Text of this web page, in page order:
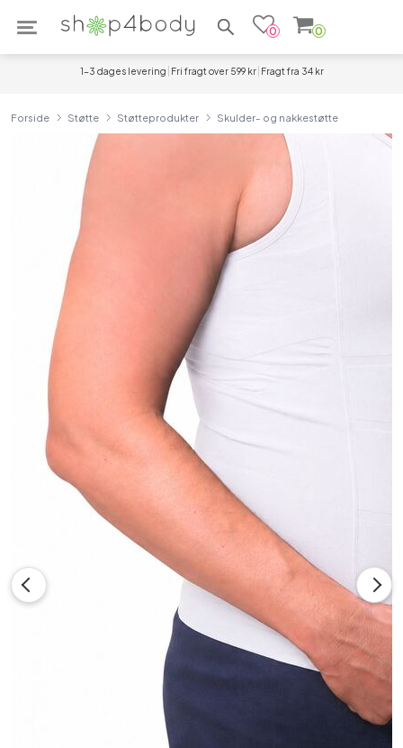
Søg efter produkter
0 0
1-3 dages levering Fri fragt over 599 kr Fragt fra 34 kr
Forside Støtte Støtteprodukter Skulder- og nakkestøtte